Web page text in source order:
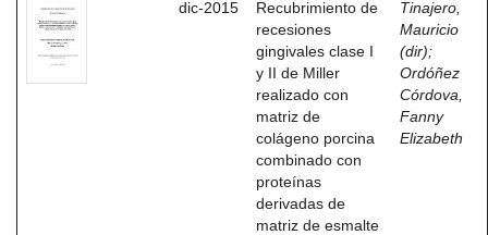
dic-2015
Recubrimiento de
recesiones
gingivales clase I
y II de Miller
realizado con
matriz de
colágeno porcina
combinado con
proteínas
derivadas de
matriz de esmalte
Tinajero,
Mauricio
(dir);
Ordóñez
Córdova,
Fanny
Elizabeth